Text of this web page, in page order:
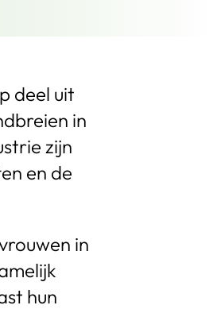
deel uit
in
zijn
en de
in
hun